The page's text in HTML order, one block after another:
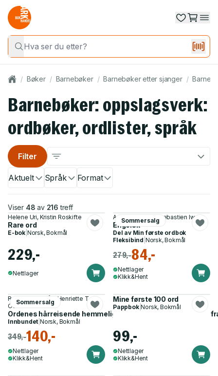
/ Bøker / Barnebøker / Barnebøker etter sjanger /
Barnebøker: oppslagsverk:
ordbøker, ordlister, språk
Aktuelt Språk Format
Filter
Viser 48 av 216 treff
Helene Uri, Kristin Roskifte
Rare ord
E-bok Norsk, Bokmål
229,-
Nettlager
Sommersalg
Andy Mansfield, Sebastien Iwohn
Engelsk
Del av Min første ordbok
Fleksibind Norsk, Bokmål
279,-84,-
Nettlager
Klikk&Hent
Sommersalg
Ragnhild Holmås, Henriette T.
Osnes
Ordenes hårreisende hemmeligheter - absurde avsløringer
Innbundet |Norsk, Bokmål
349,-140,-
Nettlager
Klikk&Hent
Mine første 100 ord
Pappbok|Norsk, Bokmål
99,-
Nettlager
Klikk&Hent